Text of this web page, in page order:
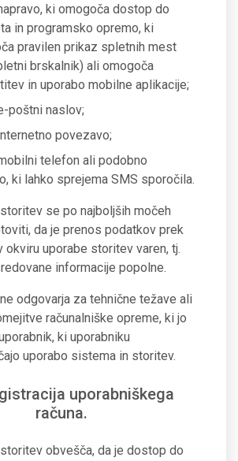
ki omogoča dostop do
in programsko opremo, ki
pravilen prikaz spletnih mest
brskalnik) ali omogoča
in uporabo mobilne aplikacije;
poštni naslov;
povezavo;
telefon ali podobno
ki lahko sprejema SMS sporočila.
se po najboljših močeh
da je prenos podatkov prek
okviru uporabe storitev varen, tj.
informacije popolne.
odgovarja za tehnične težave ali
računalniške opreme, ki jo
ki uporabniku
uporabo sistema in storitev.
uporabniškega
računa.
obvešča, da je dostop do